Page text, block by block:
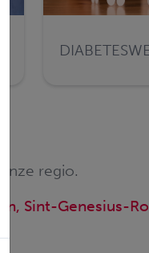
onze regio.
Sint-Genesius-